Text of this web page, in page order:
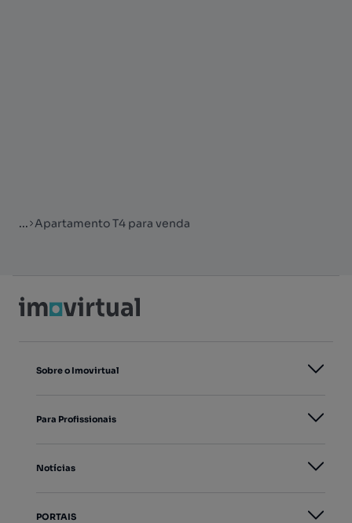
... Apartamento T4 para venda
Sobre o Imovirtual
Para Profissionais
Notícias
PORTAIS